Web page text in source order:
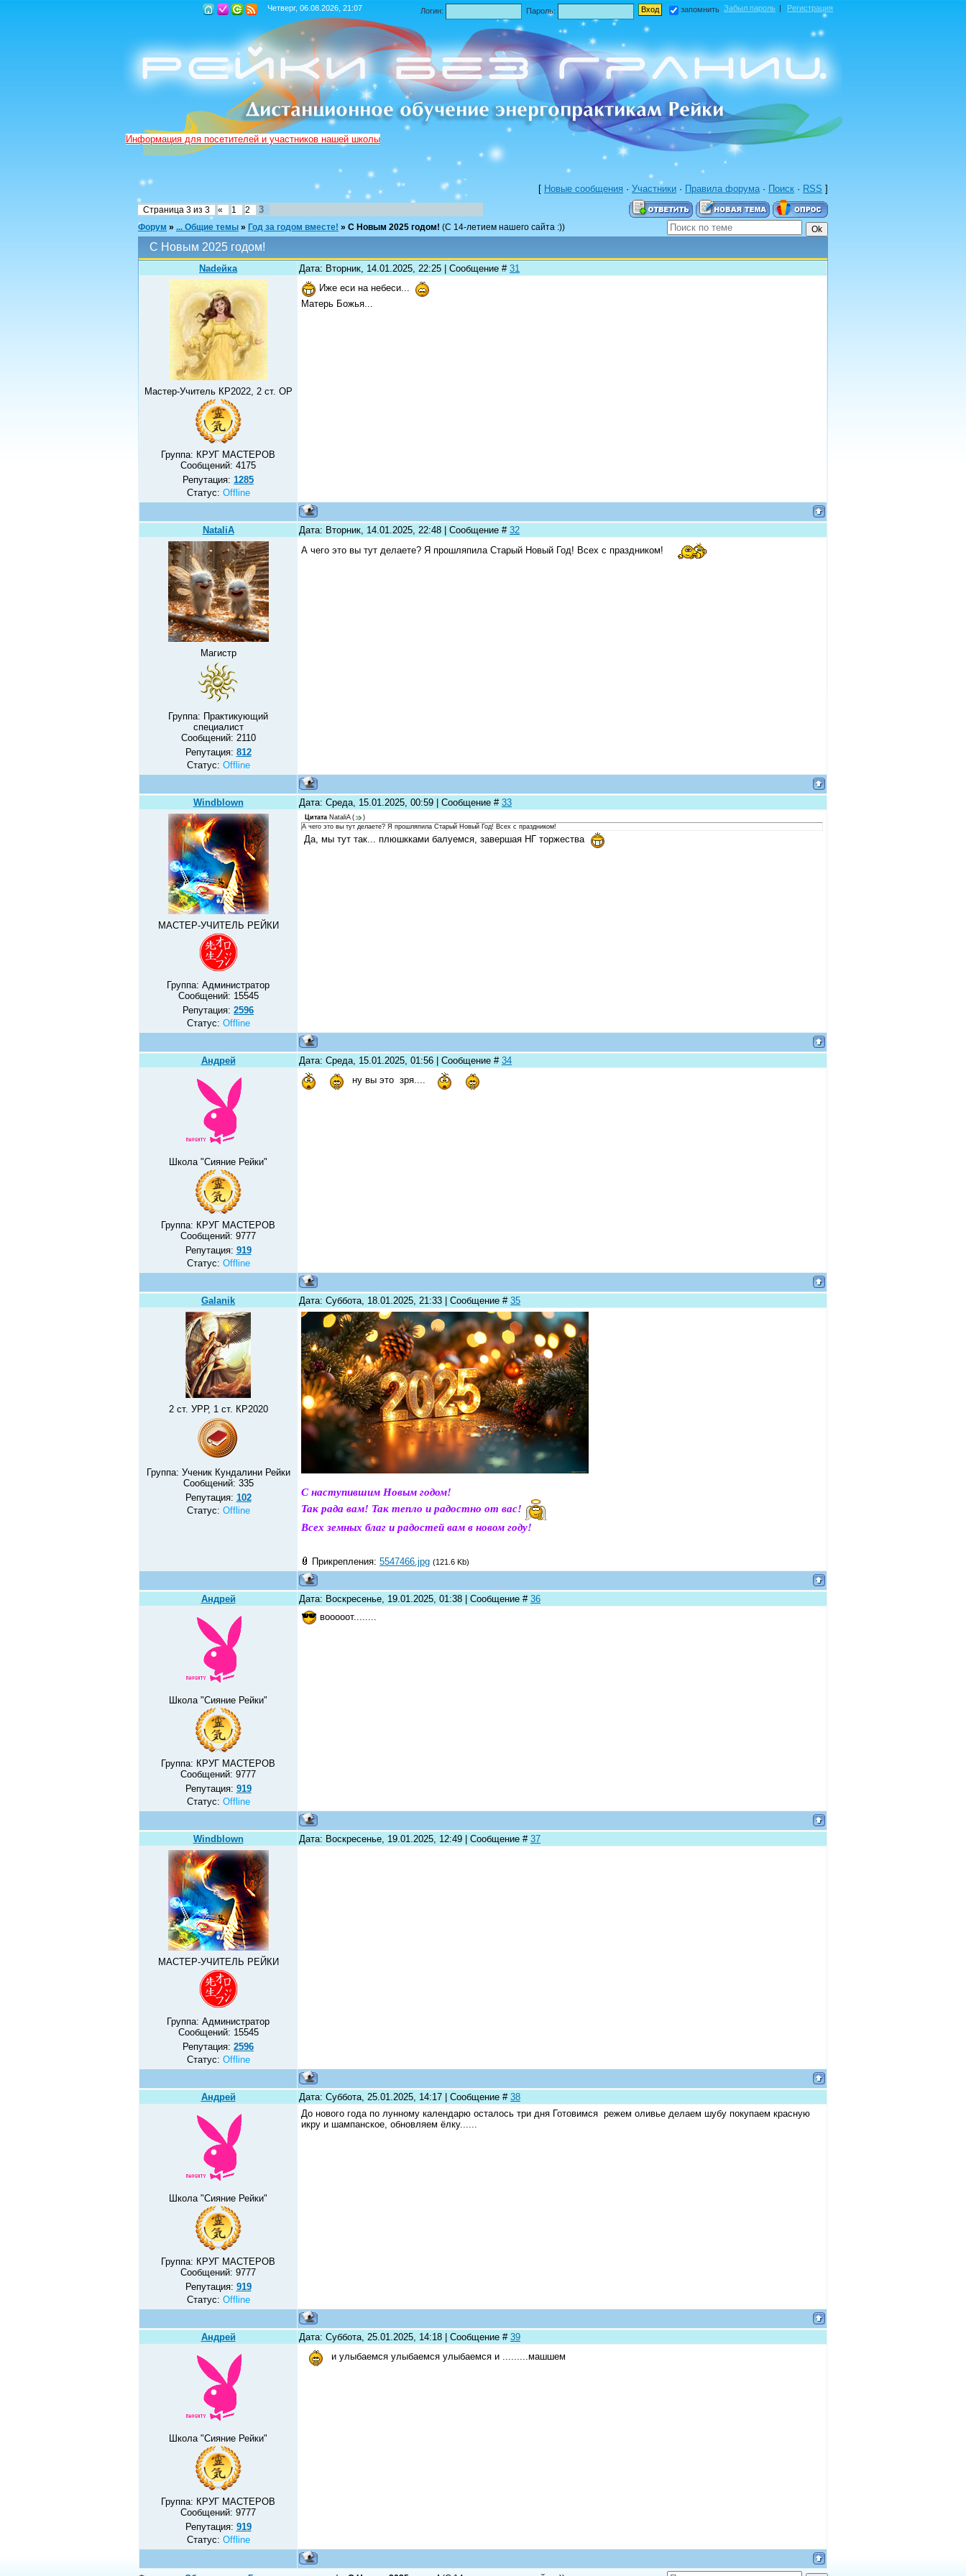
Четверг, 06.08.2026, 21:07 Логин: Пароль: запомнить Забыл пароль | Регистрация
Информация для посетителей и участников нашей школы
[ Новые сообщения · Участники · Правила форума · Поиск · RSS ]
Страница 3 из 3 « 1 2 3
Форум » ... Общие темы » Год за годом вместе! » С Новым 2025 годом! (С 14-летием нашего сайта :))
С Новым 2025 годом!
Nadeйка Дата: Вторник, 14.01.2025, 22:25 | Сообщение # 31
Мастер-Учитель КР2022, 2 ст. ОР
Группа: КРУГ МАСТЕРОВ
Сообщений: 4175
Репутация: 1285
Статус: Offline
Иже еси на небеси...
Матерь Божья...
NataliA Дата: Вторник, 14.01.2025, 22:48 | Сообщение # 32
Магистр
Группа: Практикующий
специалист
Сообщений: 2110
Репутация: 812
Статус: Offline
А чего это вы тут делаете? Я прошляпила Старый Новый Год! Всех с праздником!
Windblown Дата: Среда, 15.01.2025, 00:59 | Сообщение # 33
МАСТЕР-УЧИТЕЛЬ РЕЙКИ
Группа: Администратор
Сообщений: 15545
Репутация: 2596
Статус: Offline
Цитата NataliA(
)
А чего это вы тут делаете? Я прошляпила Старый Новый Год! Всех с праздником!
Да, мы тут так... плюшкками балуемся, завершая НГ торжества
Андрей Дата: Среда, 15.01.2025, 01:56 | Сообщение # 34
Школа "Сияние Рейки"
Группа: КРУГ МАСТЕРОВ
Сообщений: 9777
Репутация: 919
Статус: Offline
ну вы это зря....
Galanik Дата: Суббота, 18.01.2025, 21:33 | Сообщение # 35
2 ст. УРР, 1 ст. КР2020
Группа: Ученик Кундалини Рейки
Сообщений: 335
Репутация: 102
Статус: Offline
С наступившим Новым годом!
Так рада вам! Так тепло и радостно от вас!
Всех земных благ и радостей вам в новом году!
Прикрепления: 5547466.jpg (121.6 Kb)
Андрей Дата: Воскресенье, 19.01.2025, 01:38 | Сообщение # 36
Школа "Сияние Рейки"
Группа: КРУГ МАСТЕРОВ
Сообщений: 9777
Репутация: 919
Статус: Offline
вооооот........
Windblown Дата: Воскресенье, 19.01.2025, 12:49 | Сообщение # 37
МАСТЕР-УЧИТЕЛЬ РЕЙКИ
Группа: Администратор
Сообщений: 15545
Репутация: 2596
Статус: Offline
Андрей Дата: Суббота, 25.01.2025, 14:17 | Сообщение # 38
Школа "Сияние Рейки"
Группа: КРУГ МАСТЕРОВ
Сообщений: 9777
Репутация: 919
Статус: Offline
До нового года по лунному календарю осталось три дня Готовимся режем оливье делаем шубу покупаем красную
икру и шампанское, обновляем ёлку......
Андрей Дата: Суббота, 25.01.2025, 14:18 | Сообщение # 39
Школа "Сияние Рейки"
Группа: КРУГ МАСТЕРОВ
Сообщений: 9777
Репутация: 919
Статус: Offline
и улыбаемся улыбаемся улыбаемся и .........машшем